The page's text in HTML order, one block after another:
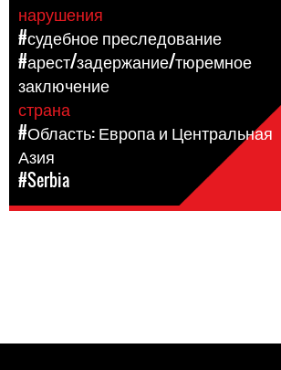
нарушения
#судебное преследование
#арест/задержание/тюремное
заключение
страна
#Область: Европа и Центральная
Азия
#Serbia
Pages